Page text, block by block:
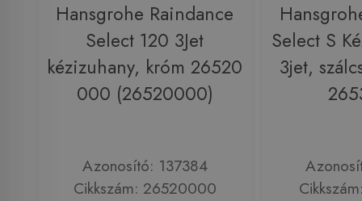
Hansgrohe Raindance
Select 120 3Jet
kézizuhany, króm 26520
000 (26520000)
Azonosító: 137384
Cikkszám: 26520000
Select S
3jet,